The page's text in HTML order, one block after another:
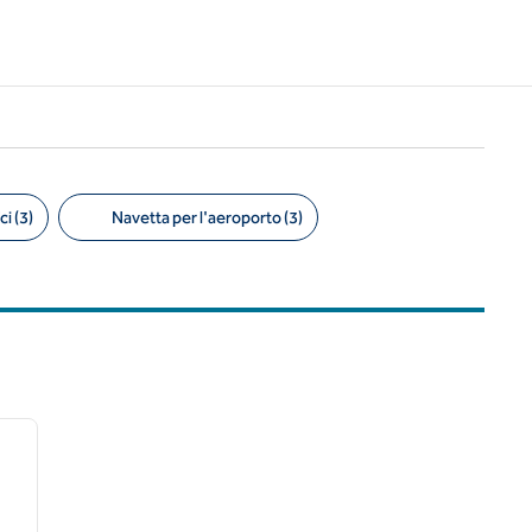
(3) Navetta per l'aeroporto (3)
immagine successiva